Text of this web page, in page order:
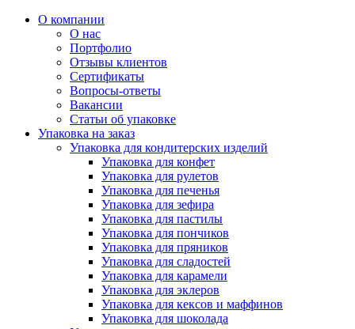
О компании
О нас
Портфолио
Отзывы клиентов
Сертификаты
Вопросы-ответы
Вакансии
Статьи об упаковке
Упаковка на заказ
Упаковка для кондитерских изделий
Упаковка для конфет
Упаковка для рулетов
Упаковка для печенья
Упаковка для зефира
Упаковка для пастилы
Упаковка для пончиков
Упаковка для пряников
Упаковка для сладостей
Упаковка для карамели
Упаковка для эклеров
Упаковка для кексов и маффинов
Упаковка для шоколада